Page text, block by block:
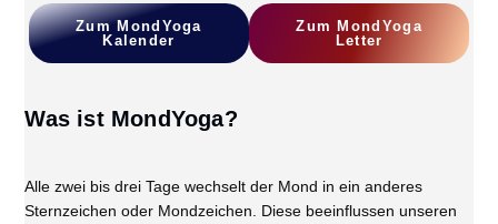
Zum MondYoga
Kalender
ZUm MondYoga
LEtter
Was ist MondYoga?
Alle zwei bis drei Tage wechselt der Mond in ein anderes
Sternzeichen oder Mondzeichen. Diese beeinflussen unseren